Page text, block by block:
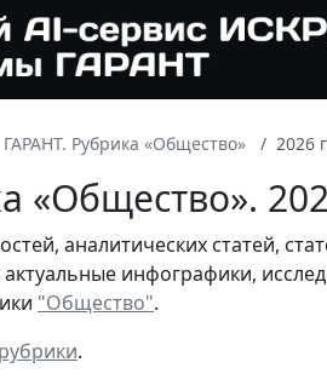
ГАРАНТ. Рубрика «Общество» 2026
«Общество».
аналитических статей,
инфографики,
"Общество".
рубрики.